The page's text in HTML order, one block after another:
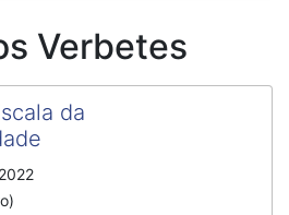
Verbetes
da